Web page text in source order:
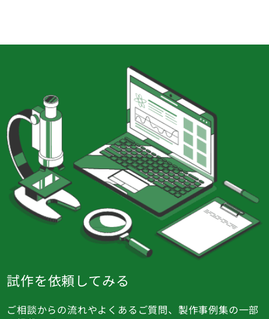
試作を依頼してみる
ご相談からの流れやよくあるご質問、製作事例集の一部